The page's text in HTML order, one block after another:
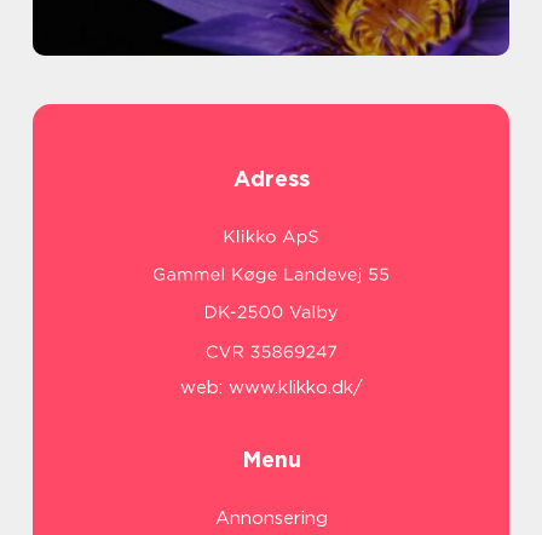
Adress
web: www.klikko.dk/
Menu
Annonsering